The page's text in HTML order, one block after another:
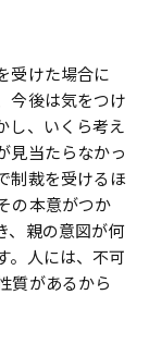
受けた場合に
今後は気をつけ
し、いくら考え
見当たらなかっ
制裁を受けるほ
の本意がつか
、親の意図が何
。人には、不可
質があるから